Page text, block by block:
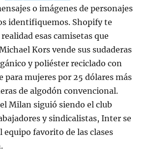
o imágenes de personajes
identifiquemos. Shopify te
esas camisetas que
Kors vende sus sudaderas
y poliéster reciclado con
para mujeres por 25 dólares más
de algodón convencional.
Milan siguió siendo el club
y sindicalistas, Inter se
equipo favorito de las clases